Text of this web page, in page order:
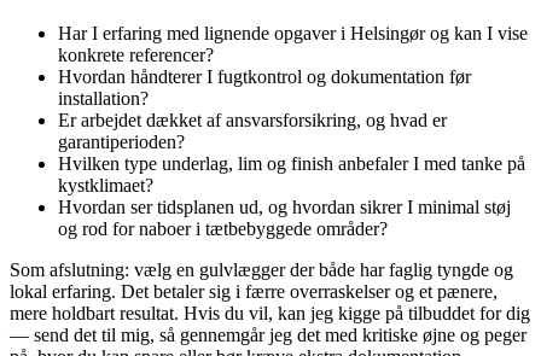
Har I erfaring med lignende opgaver i Helsingør og kan I vise
konkrete referencer?
Hvordan håndterer I fugtkontrol og dokumentation før
installation?
Er arbejdet dækket af ansvarsforsikring, og hvad er
garantiperioden?
Hvilken type underlag, lim og finish anbefaler I med tanke på
kystklimaet?
Hvordan ser tidsplanen ud, og hvordan sikrer I minimal støj
og rod for naboer i tætbebyggede områder?
Som afslutning: vælg en gulvlægger der både har faglig tyngde og
lokal erfaring. Det betaler sig i færre overraskelser og et pænere,
mere holdbart resultat. Hvis du vil, kan jeg kigge på tilbuddet for dig
— send det til mig, så gennemgår jeg det med kritiske øjne og peger